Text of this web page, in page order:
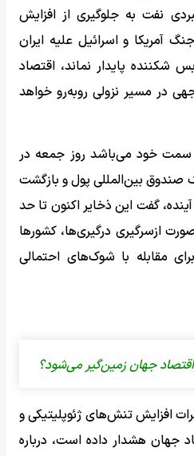
نفت به جلوگیری از افزایش
آمریکا و اسرائیل علیه ایران
شکننده پایدار نماند، اقتصاد
در مسیر نزولی روبه‌رو خواهد
سمت خود می‌باشد روز جمعه در
صندوق بین‌المللی پول و بازگشت
آینده، گفت این ذخایر اکنون تا حد
ازسرگیری درگیری‌ها، کشورها
مقابله با شوک‌های احتمالی
افزایش تنش‌های ژئوپلیتیکی و
جهان هشدار داده است، درباره